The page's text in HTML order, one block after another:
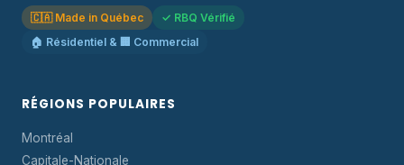
🇨🇦 Made in Québec
✓ RBQ Vérifié
🏠 Résidentiel & 🏢 Commercial
RÉGIONS POPULAIRES
Montréal
Capitale-Nationale